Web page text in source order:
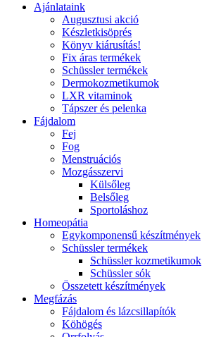
Ajánlataink
Augusztusi akció
Készletkisöprés
Könyv kiárusítás!
Fix áras termékek
Schüssler termékek
Dermokozmetikumok
LXR vitaminok
Tápszer és pelenka
Fájdalom
Fej
Fog
Menstruációs
Mozgásszervi
Külsőleg
Belsőleg
Sportoláshoz
Homeopátia
Egykomponensű készítmények
Schüssler termékek
Schüssler kozmetikumok
Schüssler sók
Összetett készítmények
Megfázás
Fájdalom és lázcsillapítók
Köhögés